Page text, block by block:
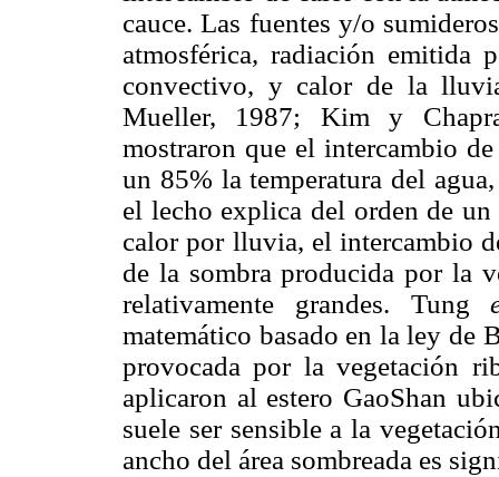
cauce. Las fuentes y/o
atmosférica, radiación emitida
convectivo, y calor de la
Mueller, 1987; Kim y
mostraron que el intercambio
un 85% la temperatura del
el lecho explica del orden de
calor por lluvia, el intercambio
de la sombra producida por la
relativamente grandes. Tung
matemático basado en la ley de
provocada por la vegetación
aplicaron al estero GaoShan
suele ser sensible a la
ancho del área sombreada es